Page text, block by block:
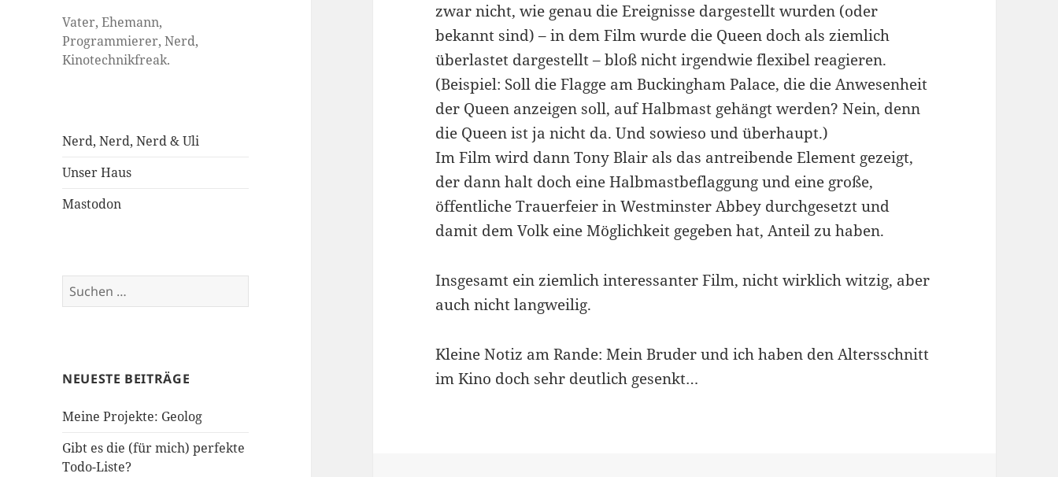
Vater, Ehemann,
Programmierer, Nerd,
Kinotechnikfreak.
Nerd, Nerd, Nerd & Uli
Unser Haus
Mastodon
Suchen
nach:
NEUESTE BEITRÄGE
Meine Projekte: Geolog
Gibt es die (für mich) perfekte
Todo-Liste?
zwar nicht, wie genau die Ereignisse dargestellt wurden (oder
bekannt sind) – in dem Film wurde die Queen doch als ziemlich
überlastet dargestellt – bloß nicht irgendwie flexibel reagieren.
(Beispiel: Soll die Flagge am Buckingham Palace, die die Anwesenheit
der Queen anzeigen soll, auf Halbmast gehängt werden? Nein, denn
die Queen ist ja nicht da. Und sowieso und überhaupt.)
Im Film wird dann Tony Blair als das antreibende Element gezeigt,
der dann halt doch eine Halbmastbeflaggung und eine große,
öffentliche Trauerfeier in Westminster Abbey durchgesetzt und
damit dem Volk eine Möglichkeit gegeben hat, Anteil zu haben.
Insgesamt ein ziemlich interessanter Film, nicht wirklich witzig, aber
auch nicht langweilig.
Kleine Notiz am Rande: Mein Bruder und ich haben den Altersschnitt
im Kino doch sehr deutlich gesenkt…